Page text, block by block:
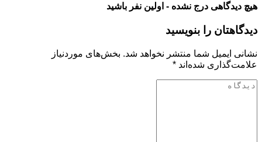
هیچ دیدگاهی درج نشده - اولین نفر باشید
دیدگاهتان را بنویسید
نشانی ایمیل شما منتشر نخواهد شد. بخش‌های موردنیاز
علامت‌گذاری شده‌اند *